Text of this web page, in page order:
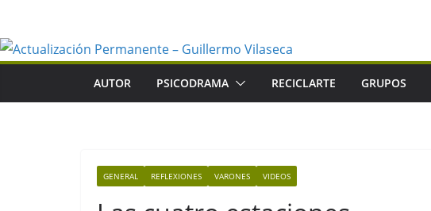
contenido
AUTOR PSICODRAMA RECICLARTE GRUPOS
GENERAL REFLEXIONES VARONES VIDEOS